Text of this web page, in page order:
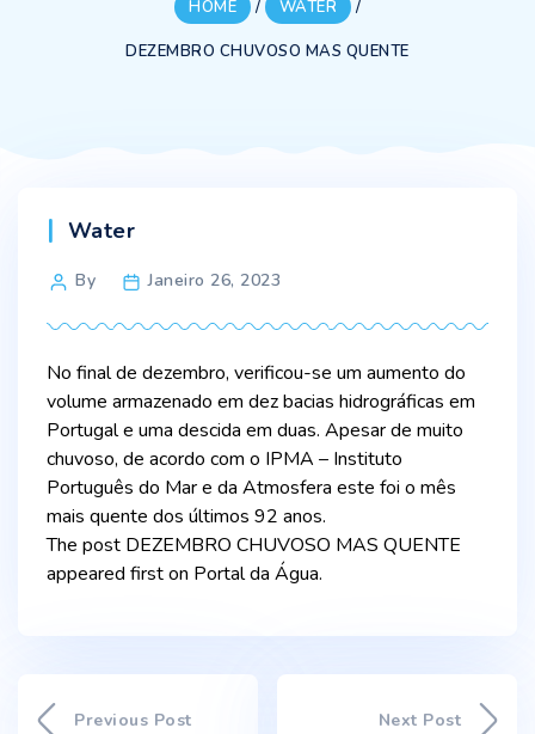
HOME / WATER /
DEZEMBRO CHUVOSO MAS QUENTE
Categories
Water
PostBy Janeiro 26, 2023
No final de dezembro, verificou-se um aumento do
volume armazenado em dez bacias hidrográficas em
Portugal e uma descida em duas. Apesar de muito
chuvoso, de acordo com o IPMA – Instituto
Português do Mar e da Atmosfera este foi o mês
mais quente dos últimos 92 anos.
The post DEZEMBRO CHUVOSO MAS QUENTE
appeared first on Portal da Água.
Previous Post Next Post